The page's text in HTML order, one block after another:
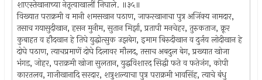
शाएस्तेखानाच्या नेतृत्वाखालीं निघाले. ॥३५॥
विख्यात पराक्रमी व मानी शमसखान पठाण, जाफरखानाचा पुत्र अजिंक्य नामदार,
तसाच गयासुदीखान, हसन मुनीम, सुतान मिर्झा, प्रतापी मनचेहर, तुरुकताज, क्रूर
कुबाहत व हौदखान हे तिघे युद्धोत्सुक उझबेग, इमाम बिरुदीखान व दुर्जय लोदीखान हे
दोघे पठाण, त्याचप्रमाणें दोघे दिलावर मौलद, तसाच अबदुल बेग, प्रख्यात खोजा
भंगड, जोहर, पराक्रमी खोजा सुलतान, युद्धविशारद सिद्धी फते व फतेजंग, कोपी
कारतलव, गाजीखानादि सरदार, शत्रुशल्याचा पुत्र पराक्रमी भावसिंह, त्याचे बंधु